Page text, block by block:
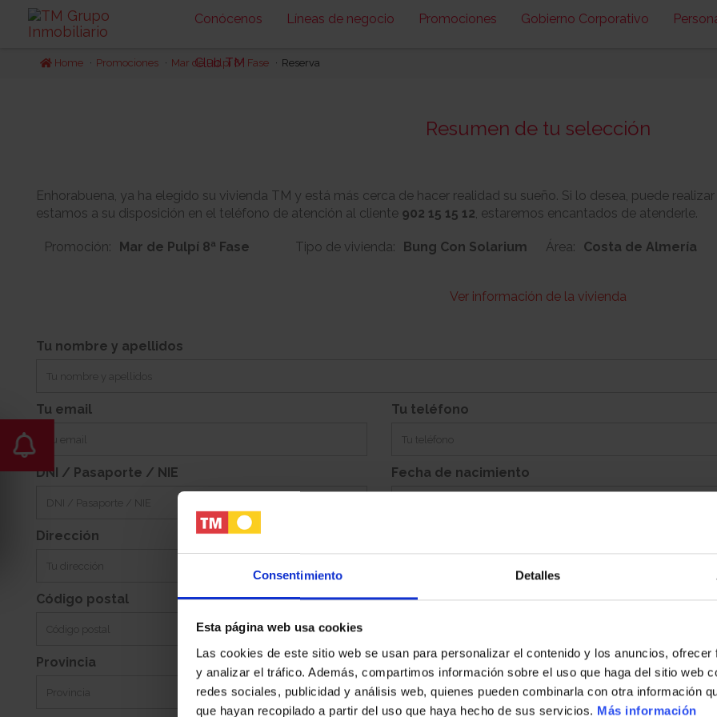
Consentimiento Detalles
Esta página web usa cookies
Las cookies de este sitio web se usan para personalizar el contenido y los anuncios,
y analizar el tráfico. Además, compartimos información sobre el uso que haga del sitio web
redes sociales, publicidad y análisis web, quienes pueden combinarla con otra información
que hayan recopilado a partir del uso que haya hecho de sus servicios. Más información
Conócenos Líneas de negocio Promociones Gobierno Corporativo
Club TM
Home Promociones Mar de Pulpí 8ª Fase Reserva
Resumen de tu selección
Enhorabuena, ya ha elegido su vivienda TM y está más cerca de hacer realidad su sueño. Si lo desea, puede
estamos a su disposición en el teléfono de atención al cliente 902 15 15 12, estaremos encantados de atenderle.
Promoción: Mar de Pulpí 8ª Fase Tipo de vivienda: Bung Con Solarium Área: Costa de Almería
Ver información de la vivienda
8
Jardin: -
Tu nombre y apellidos
Tu email Tu teléfono
DNI / Pasaporte / NIE Fecha de nacimiento
Dirección
Código postal Población
Provincia País